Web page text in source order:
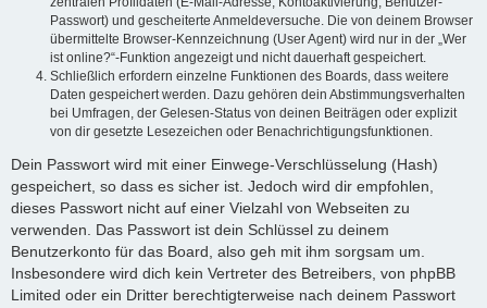
Passwort) und gescheiterte Anmeldeversuche. Die von deinem Browser
übermittelte Browser-Kennzeichnung (User Agent) wird nur in der „Wer
ist online?“-Funktion angezeigt und nicht dauerhaft gespeichert.
Schließlich erfordern einzelne Funktionen des Boards, dass weitere
Daten gespeichert werden. Dazu gehören dein Abstimmungsverhalten
bei Umfragen, der Gelesen-Status von deinen Beiträgen oder explizit
von dir gesetzte Lesezeichen oder Benachrichtigungsfunktionen.
Dein Passwort wird mit einer Einwege-Verschlüsselung (Hash)
gespeichert, so dass es sicher ist. Jedoch wird dir empfohlen,
dieses Passwort nicht auf einer Vielzahl von Webseiten zu
verwenden. Das Passwort ist dein Schlüssel zu deinem
Benutzerkonto für das Board, also geh mit ihm sorgsam um.
Insbesondere wird dich kein Vertreter des Betreibers, von phpBB
Limited oder ein Dritter berechtigterweise nach deinem Passwort